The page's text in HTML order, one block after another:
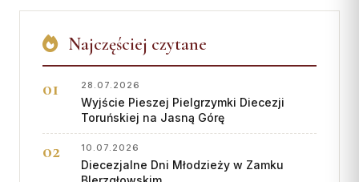
Najczęściej czytane
28.07.2026
Wyjście Pieszej Pielgrzymki Diecezji
Toruńskiej na Jasną Górę
10.07.2026
Diecezjalne Dni Młodzieży w Zamku